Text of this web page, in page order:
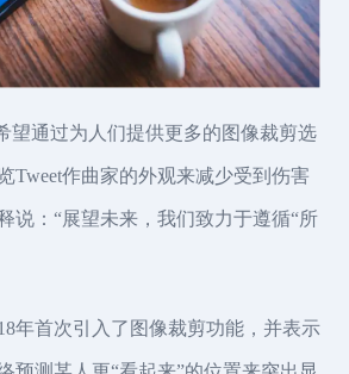
望通过为人们提供更多的图像裁剪选
Tweet作曲家的外观来减少受到伤害
说：“展望未来，我们致力于遵循“所
年首次引入了图像裁剪功能，并表示